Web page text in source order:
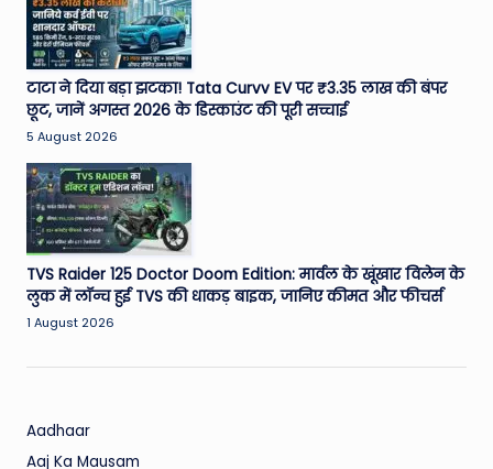
o
rl
d
टाटा ने दिया बड़ा झटका! Tata Curvv EV पर ₹3.35 लाख की बंपर
छूट, जानें अगस्त 2026 के डिस्काउंट की पूरी सच्चाई
5 August 2026
TVS Raider 125 Doctor Doom Edition: मार्वल के खूंखार विलेन के
लुक में लॉन्च हुई TVS की धाकड़ बाइक, जानिए कीमत और फीचर्स
1 August 2026
Aadhaar
Aaj Ka Mausam